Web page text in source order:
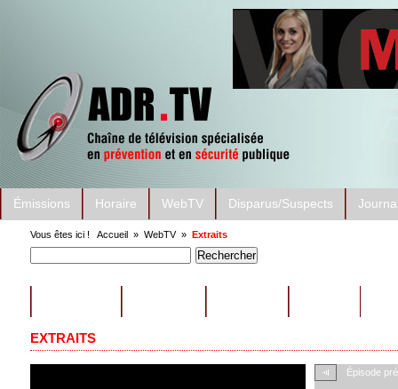
Émissions Horaire WebTV Disparus/Suspects
Vous êtes ici ! Accueil » WebTV» Extraits
EXTRAITS
Épisode